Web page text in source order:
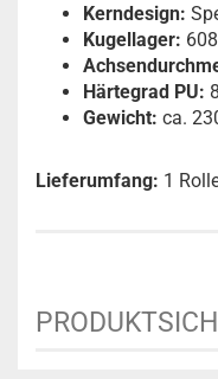
Kerndesign:
Kugellager:
Härtegrad PU:
Gewicht: ca.
Lieferumfang: 1